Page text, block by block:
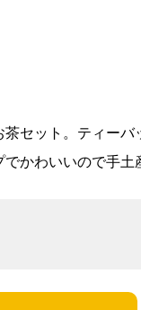
セット。ティー
かわいいので手土